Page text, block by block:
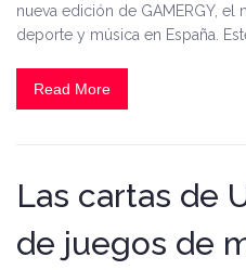
nueva edición de GAMERGY, el
deporte y música en España.
Read More
Las cartas de
de juegos de